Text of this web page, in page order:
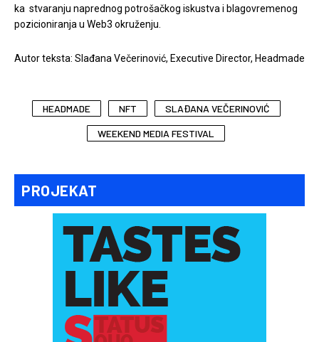
PROJEKAT
ka stvaranju naprednog potrošačkog iskustva i blagovremenog
pozicioniranja u Web3 okruženju.
Autor teksta: Slađana Večerinović, Executive Director, Headmade
HEADMADE NFT SLAĐANA VEČERINOVIĆ
WEEKEND MEDIA FESTIVAL